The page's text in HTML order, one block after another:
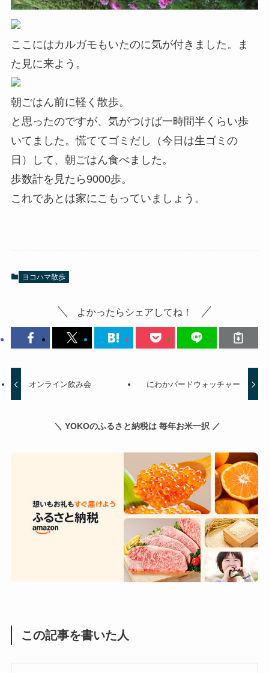
ここにはカルガモもいたのに気が付きました。ま
た見に来よう。
朝ごはん前に軽く散歩。
と思ったのですが、気がつけば一時間半くらい歩
いてました。慌ててゴミだし（今日は生ゴミの
日）して、朝ごはん食べました。
歩数計を見たら9000歩。
これであとは家にこもっていましょう。
ヨコハマ散歩
よかったらシェアしてね！
オンライン飲み会 にわかバードウォッチャー
＼ YOKOのふるさと納税は 毎年お米一択 ／
この記事を書いた人